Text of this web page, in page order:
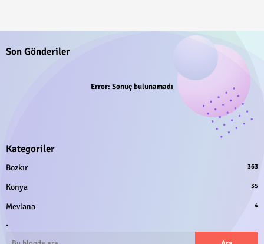
Son Gönderiler
Error: Sonuç bulunamadı
Kategoriler
Bozkır 363
Konya 35
Mevlana 4
.